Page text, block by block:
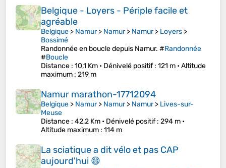
Belgique - Loyers - Périple facile et
agréable
Belgique > Namur> Namur> Namur> Loyers >
Bossimé
Randonnée en boucle depuis Namur. #Randonnée
#Boucle
Distance : 10,1 Km • Dénivelé positif: 121 m •Altitude
maximum : 219 m
Namur marathon-17712094
Belgique > Namur> Namur> Namur> Lives-sur-
Meuse
Distance : 42,2 Km • Dénivelé positif: 294 m •
Altitude maximum : 114 m
La sciatique a dit vélo et pas CAP
aujourd'hui 😄